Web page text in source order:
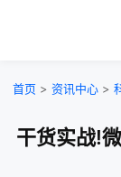
首页 > 资讯中心 >
干货实战!